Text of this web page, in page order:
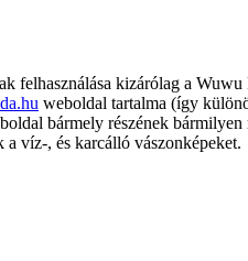
felhasználása kizárólag a
weboldal tartalma (így
bármely részének bármilyen
víz-, és karcálló vászonképeket.